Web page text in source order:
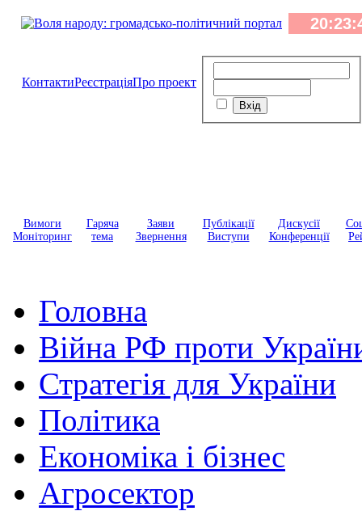
КонтактиРеєстраціяПро проект
Вимоги
Моніторинг
Гаряча
тема
Заяви
Звернення
Публікації
Виступи
Дискусії
Конференції
Головна
Війна РФ проти
Стратегія для України
Політика
Економіка і бізнес
Агросектор